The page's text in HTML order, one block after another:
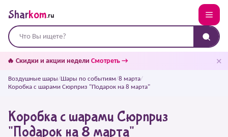
Sharkom.ru
🔥 Скидки и акции недели Смотреть → ✕
Воздушные шары/Шары по событиям/8 марта/
Коробка с шарами Сюрприз "Подарок на 8 марта"
Коробка с шарами Сюрприз
"Подарок на 8 марта"